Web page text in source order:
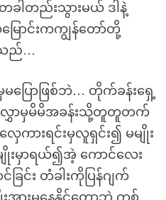
ခါတည်းသွားမယ် ဒါနဲ့
ောင်းကကျွန်တော်တို့
သည်…
ပြောဖြစ်ဘဲ… တိုက်ခန်းရှေ့
လွှာမှမိမိအခန်းသို့တူတူတက်
ားရင်းမှလူရှင်း၍ မမျိုး
မှာရယ်၍အဲ့ ကောင်လေး
ြင်း တံခါးကိုပြန်ဂျက်
အားမနေနိုင်တော့ဘဲ ကစ်